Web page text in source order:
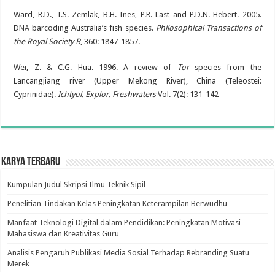
Ward, R.D., T.S. Zemlak, B.H. Ines, P.R. Last and P.D.N. Hebert. 2005.
DNA barcoding Australia’s fish species. Philosophical Transactions of
the Royal Society B, 360: 1847-1857.
Wei, Z. & C.G. Hua. 1996. A review of Torspecies from the
Lancangjiang river (Upper Mekong River), China (Teleostei:
Cyprinidae).Ichtyol. Explor. FreshwatersVol. 7(2): 131-142
Karya Terbaru
Kumpulan Judul Skripsi Ilmu Teknik Sipil
Penelitian Tindakan Kelas Peningkatan Keterampilan Berwudhu
Manfaat Teknologi Digital dalam Pendidikan: Peningkatan Motivasi
Mahasiswa dan Kreativitas Guru
Analisis Pengaruh Publikasi Media Sosial Terhadap Rebranding Suatu
Merek